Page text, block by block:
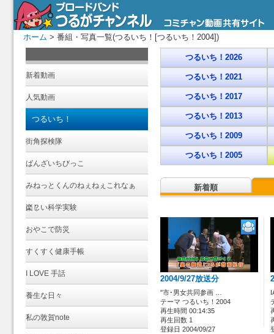
ホーム > 番組・写真一覧(つるいち！[つるいち！2004])
新着動画
人気動画
つるいち！
街角探検隊
ばんざいちびっこ
みねっとくんのねぇねぇこれなぁ
に？
楽しい科学実験
おやこで防災
すくすく健康手帳
I LOVE 手話
養生な日々
私の敦賀note
つるいち！2026
つるいち！2021
つるいち！2017
つるいち！2013
つるいち！2009
つるいち！2005
新着順
2004/9/27放送分
"市･男女共同参画 …
テーマ つるいち！2004
再生時間 00:14:35
再生回数 1
登録日 2004/09/27